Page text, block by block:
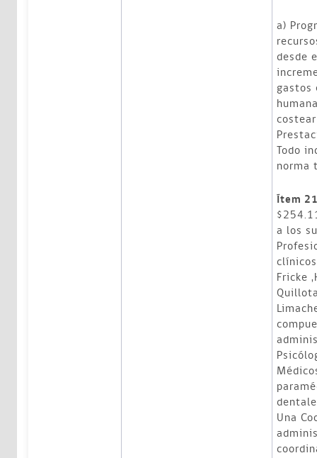
a)
desde
gastos
Todo
norma
Ítem
a los
Fricke
Una